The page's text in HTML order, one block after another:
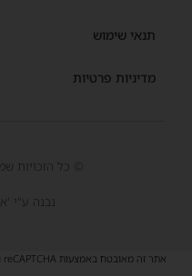
תנאי שימוש
מדיניות פרטיות
© כל הזכויות
נבנה ע"י
אתר זה מאובטח באמצעות reCAPTCHA וגוגל בכפוף